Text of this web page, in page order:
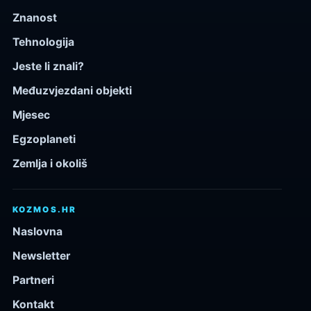
Znanost
Tehnologija
Jeste li znali?
Međuzvjezdani objekti
Mjesec
Egzoplaneti
Zemlja i okoliš
KOZMOS.HR
Naslovna
Newsletter
Partneri
Kontakt